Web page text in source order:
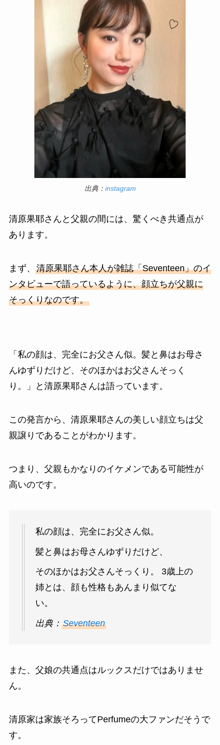
出典： instagram
清原果耶さんと父親の間には、驚くべき共通点が
あります。
まず、 清原果耶さん本人が雑誌「Seventeen」のイ
ンタビューで語っているように、顔立ちが父親に
そっくりなのです。
「私の顔は、完全にお父さん似。髪と鼻はお母さ
んゆずりだけど、そのほかはお父さんそっく
り。」と清原果耶さんは語っています。
この発言から、清原果耶さんの美しい顔立ちは父
親譲りであることがわかります。
つまり、父親もかなりのイケメンである可能性が
高いのです。
私の顔は、完全にお父さん似。
髪と鼻はお母さんゆずりだけど、
そのほかはお父さんそっくり。 3歳上の
姉とは、顔も性格もあんまり似てな
い。
出典： Seventeen
また、父娘の共通点はルックスだけではありませ
ん。
清原家は家族そろってPerfumeの大ファンだそうで
す。